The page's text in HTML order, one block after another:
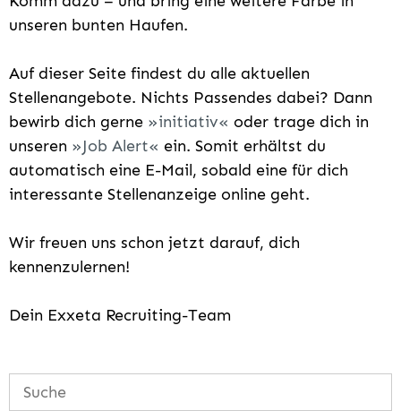
unseren bunten Haufen.
Auf dieser Seite findest du alle aktuellen
Stellenangebote. Nichts Passendes dabei? Dann
bewirb dich gerne
initiativ
oder trage dich in
unseren
Job Alert
ein. Somit erhältst du
automatisch eine E-Mail, sobald eine für dich
interessante Stellenanzeige online geht.
Wir freuen uns schon jetzt darauf, dich
kennenzulernen!
Dein Exxeta Recruiting-Team